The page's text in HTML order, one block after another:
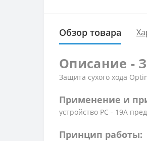
Обзор товара
Описание -
Защита сухого хода
Применение и
устройство РС - 19А
Принцип работы: